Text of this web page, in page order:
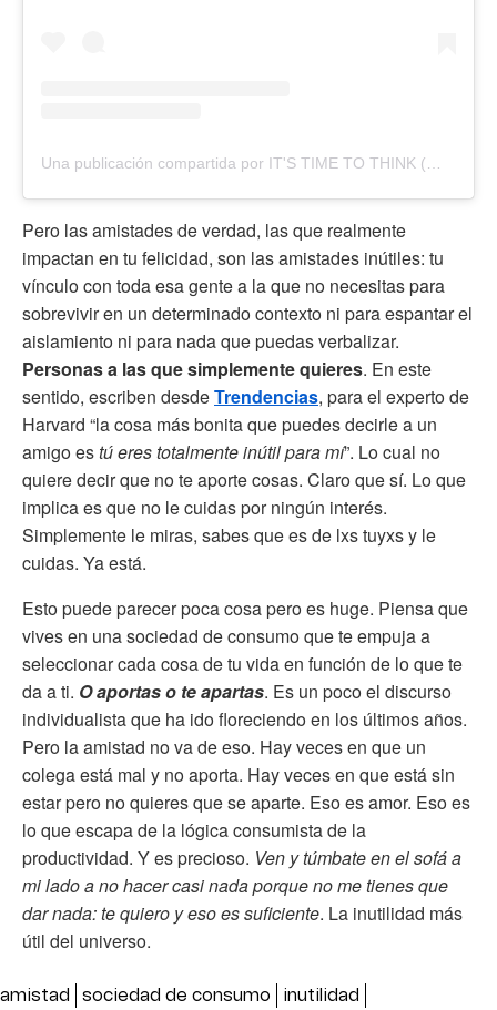
Pero las amistades de verdad, las que realmente
impactan en tu felicidad, son las amistades inútiles: tu
vínculo con toda esa gente a la que no necesitas para
sobrevivir en un determinado contexto ni para espantar el
aislamiento ni para nada que puedas verbalizar.
Personas a las que simplemente quieres. En este
sentido, escriben desdeTrendencias, para el experto de
Harvard “la cosa más bonita que puedes decirle a un
amigo estú eres totalmente inútil para mí”. Lo cual no
quiere decir que no te aporte cosas. Claro que sí. Lo que
implica es que no le cuidas por ningún interés.
Simplemente le miras, sabes que es de lxs tuyxs y le
cuidas. Ya está.
Esto puede parecer poca cosa pero es huge. Piensa que
vives en una sociedad de consumo que te empuja a
seleccionar cada cosa de tu vida en función de lo que te
da a ti. O aportas o te apartas. Es un poco el discurso
individualista que ha ido floreciendo en los últimos años.
Pero la amistad no va de eso. Hay veces en que un
colega está mal y no aporta. Hay veces en que está sin
estar pero no quieres que se aparte. Eso es amor. Eso es
lo que escapa de la lógica consumista de la
productividad. Y es precioso. Ven y túmbate en el sofá a
mi lado a no hacer casi nada porque no me tienes que
dar nada: te quiero y eso es suficiente. La inutilidad más
útil del universo.
amistad sociedad de consumo
inutilidad